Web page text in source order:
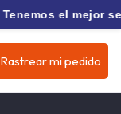
el mejor
Rastrear mi pedido